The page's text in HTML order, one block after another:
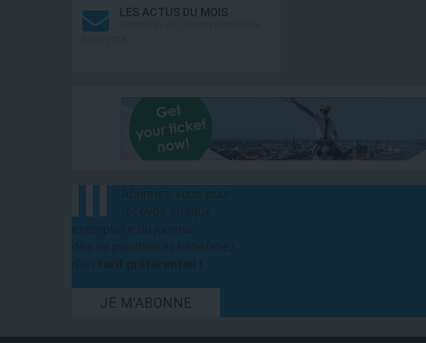
LES ACTUS DU MOIS
JE M'ABONNE